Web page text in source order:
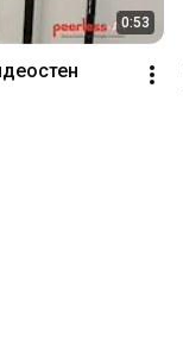
0:53